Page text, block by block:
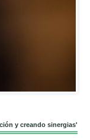
y creando sinergias'